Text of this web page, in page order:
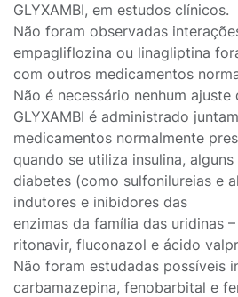
GLYXAMBI, em estudos clínicos.
Não foram observadas
empagliflozina ou linagliptina
com outros medicamentos
Não é necessário nenhum ajuste
GLYXAMBI é administrado
medicamentos normalmente
quando se utiliza insulina,
diabetes (como sulfonilureias e
indutores e inibidores das
enzimas da família das uridinas
ritonavir, fluconazol e ácido
Não foram estudadas possíveis
carbamazepina, fenobarbital e